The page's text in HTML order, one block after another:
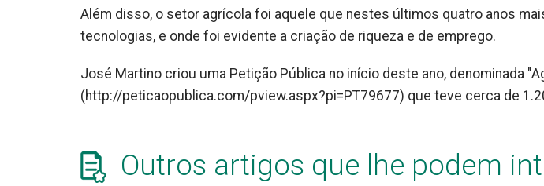
Além disso, o setor agrícola foi aquele que nestes últimos quatro anos
tecnologias, e onde foi evidente a criação de riqueza e de emprego.
José Martino criou uma Petição Pública no início deste ano, denominada
(http://peticaopublica.com/pview.aspx?pi=PT79677) que teve cerca de
Outros artigos que lhe podem